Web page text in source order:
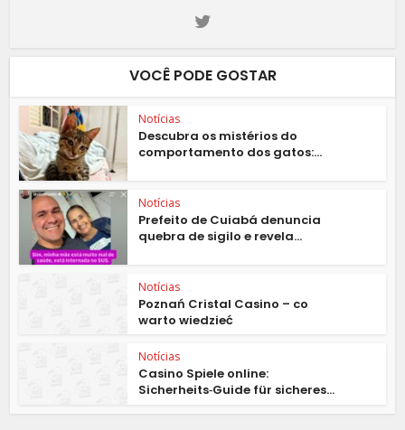
VOCÊ PODE GOSTAR
Notícias
Descubra os mistérios do
comportamento dos gatos:...
Notícias
Prefeito de Cuiabá denuncia
quebra de sigilo e revela...
Notícias
Poznań Cristal Casino – co
warto wiedzieć
Notícias
Casino Spiele online:
Sicherheits‑Guide für sicheres...